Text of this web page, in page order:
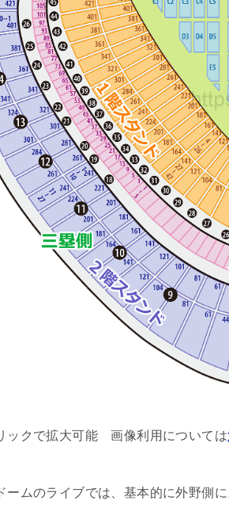
ックで拡大可能 画像利用については
ームのライブでは、基本的に外野側